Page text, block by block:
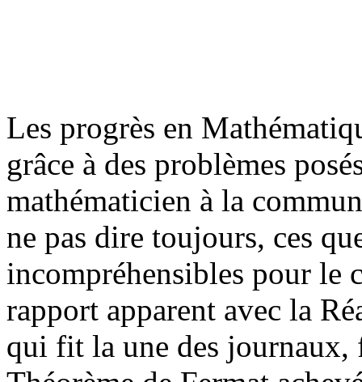
Les progrès en
grâce à des problèmes
mathématicien à la
ne pas dire toujours, ces
incompréhensibles pour le
rapport apparent avec la
qui fit la une des